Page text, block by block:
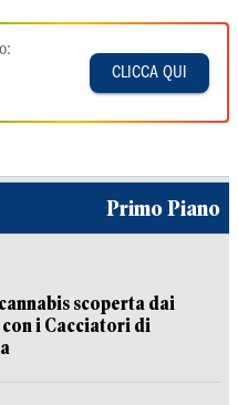
CLICCA QUI
Primo Piano
scoperta dai
i Cacciatori di